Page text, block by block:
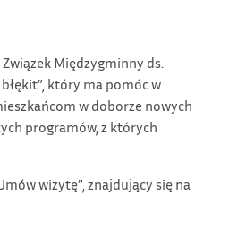
Międzygminny ds.
który ma pomóc w
w doborze nowych
programów, z których
wizytę”, znajdujący się na